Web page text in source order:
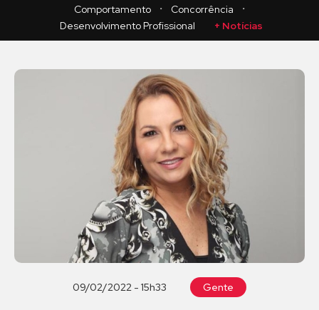
Comportamento
・ Concorrência
・
Desenvolvimento Profissional
+ Notícias
09/02/2022 - 15h33 Gente